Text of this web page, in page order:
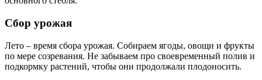
Сбор урожая
Лето – время сбора урожая. Собираем ягоды, овощи и фрукты
по мере созревания. Не забываем про своевременный полив и
подкормку растений, чтобы они продолжали плодоносить.